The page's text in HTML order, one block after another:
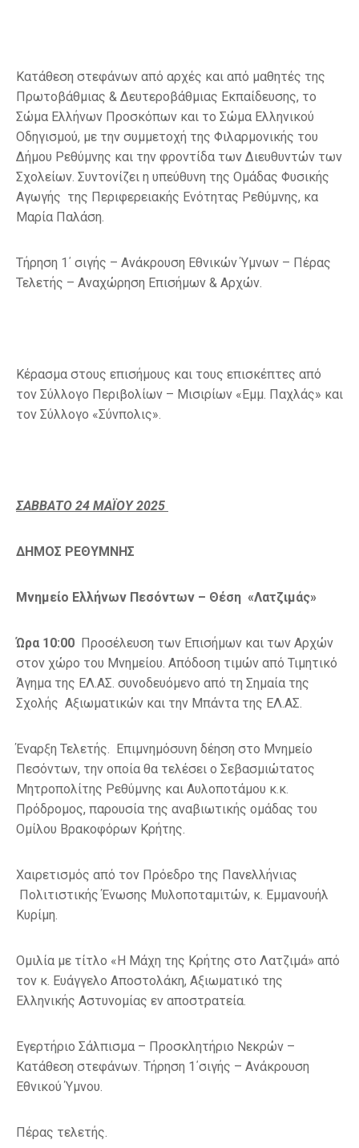
Κατάθεση στεφάνων από αρχές και από μαθητές της
Πρωτοβάθμιας & Δευτεροβάθμιας Εκπαίδευσης, το
Σώμα Ελλήνων Προσκόπων και το Σώμα Ελληνικού
Οδηγισμού, με την συμμετοχή της Φιλαρμονικής του
Δήμου Ρεθύμνης και την φροντίδα των Διευθυντών των
Σχολείων. Συντονίζει η υπεύθυνη της Ομάδας Φυσικής
Αγωγής της Περιφερειακής Ενότητας Ρεθύμνης, κα
Μαρία Παλάση.
Τήρηση 1΄ σιγής – Ανάκρουση Εθνικών Ύμνων – Πέρας
Τελετής – Αναχώρηση Επισήμων & Αρχών.
Κέρασμα στους επισήμους και τους επισκέπτες από
τον Σύλλογο Περιβολίων – Μισιρίων «Εμμ. Παχλάς» και
τον Σύλλογο «Σύνπολις».
ΣΑΒΒΑΤΟ 24 ΜΑΪΟΥ 2025
ΔΗΜΟΣ ΡΕΘΥΜΝΗΣ
Μνημείο Ελλήνων Πεσόντων – Θέση «Λατζιμάς»
Ώρα 10:00 Προσέλευση των Επισήμων και των Αρχών
στον χώρο του Μνημείου. Απόδοση τιμών από Τιμητικό
Άγημα της ΕΛ.ΑΣ. συνοδευόμενο από τη Σημαία της
Σχολής Αξιωματικών και την Μπάντα της ΕΛ.ΑΣ.
Έναρξη Τελετής. Επιμνημόσυνη δέηση στο Μνημείο
Πεσόντων, την οποία θα τελέσει ο Σεβασμιώτατος
Μητροπολίτης Ρεθύμνης και Αυλοποτάμου κ.κ.
Πρόδρομος, παρουσία της αναβιωτικής ομάδας του
Ομίλου Βρακοφόρων Κρήτης.
Χαιρετισμός από τον Πρόεδρο της Πανελλήνιας
Πολιτιστικής Ένωσης Μυλοποταμιτών, κ. Εμμανουήλ
Κυρίμη.
Ομιλία με τίτλο «Η Μάχη της Κρήτης στο Λατζιμά» από
τον κ. Ευάγγελο Αποστολάκη, Αξιωματικό της
Ελληνικής Αστυνομίας εν αποστρατεία.
Εγερτήριο Σάλπισμα – Προσκλητήριο Νεκρών –
Κατάθεση στεφάνων. Τήρηση 1΄σιγής – Ανάκρουση
Εθνικού Ύμνου.
Πέρας τελετής.